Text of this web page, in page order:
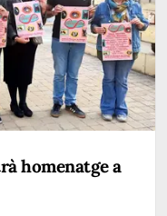
homenatge a